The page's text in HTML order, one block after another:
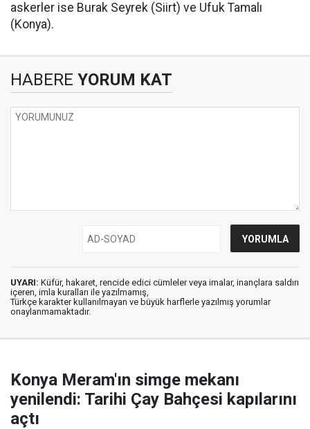
askerler ise Burak Seyrek (Siirt) ve Ufuk Tamalı
(Konya).
HABERE YORUM KAT
UYARI: Küfür, hakaret, rencide edici cümleler veya imalar, inançlara saldırı
içeren, imla kuralları ile yazılmamış,
Türkçe karakter kullanılmayan ve büyük harflerle yazılmış yorumlar
onaylanmamaktadır.
Konya Meram'ın simge mekanı
yenilendi: Tarihi Çay Bahçesi kapılarını
açtı